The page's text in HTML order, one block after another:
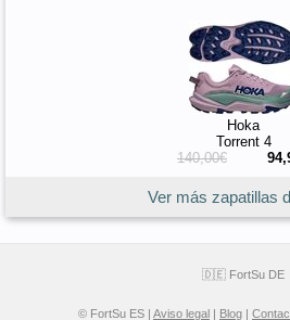
Hoka
Torrent 4
140,00€
Ver más zapatillas
🇩🇪 FortSu DE
© FortSu ES | Aviso legal | Blog |